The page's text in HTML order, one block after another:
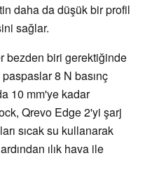
daha da düşük bir profil
sağlar.
bezden biri gerektiğinde
8 N basınç
10 mm'ye kadar
Qrevo Edge 2'yi şarj
sıcak su kullanarak
ılık hava ile